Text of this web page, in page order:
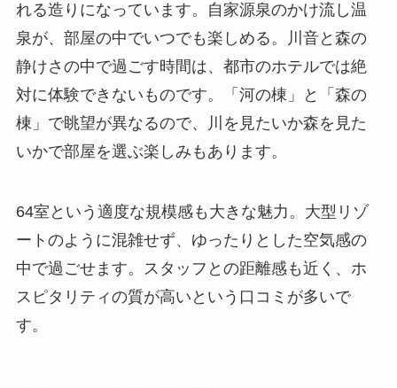
れる造りになっています。自家源泉のかけ流し温
泉が、部屋の中でいつでも楽しめる。川音と森の
静けさの中で過ごす時間は、都市のホテルでは絶
対に体験できないものです。「河の棟」と「森の
棟」で眺望が異なるので、川を見たいか森を見た
いかで部屋を選ぶ楽しみもあります。
64室という適度な規模感も大きな魅力。大型リゾ
ートのように混雑せず、ゆったりとした空気感の
中で過ごせます。スタッフとの距離感も近く、ホ
スピタリティの質が高いという口コミが多いで
す。